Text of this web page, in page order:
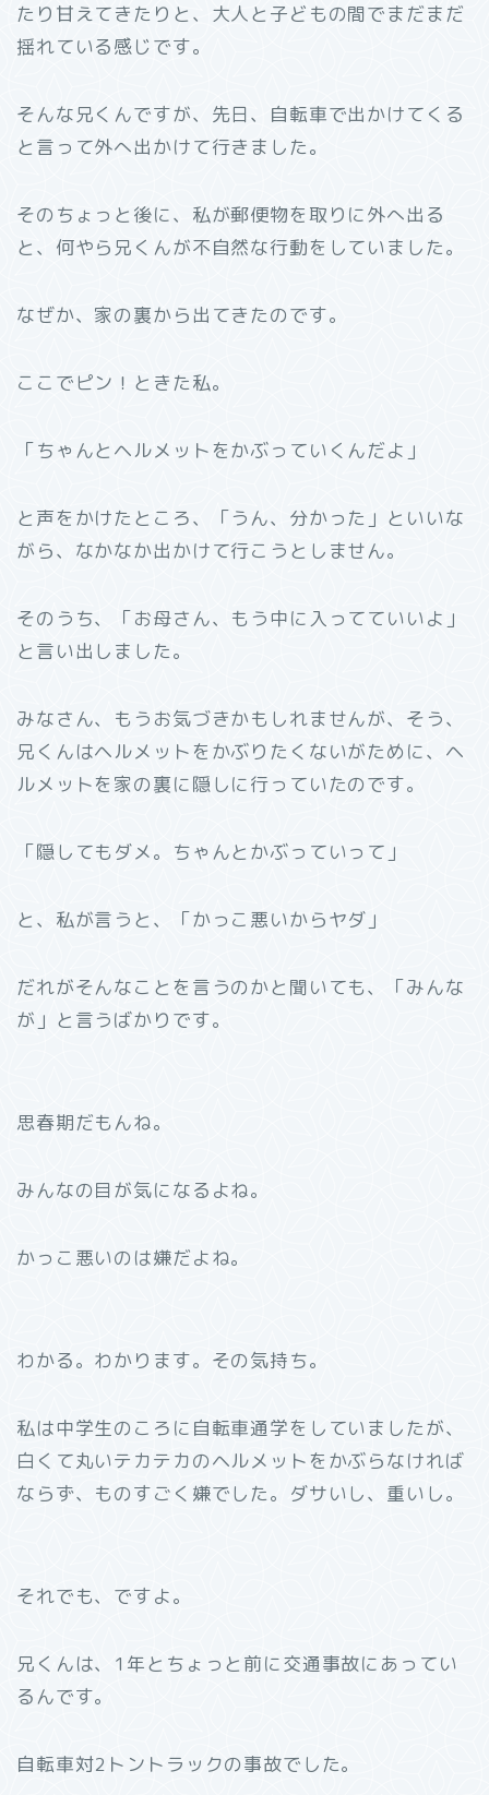
たり甘えてきたりと、大人と子どもの間でまだまだ
揺れている感じです。
そんな兄くんですが、先日、自転車で出かけてくる
と言って外へ出かけて行きました。
そのちょっと後に、私が郵便物を取りに外へ出る
と、何やら兄くんが不自然な行動をしていました。
なぜか、家の裏から出てきたのです。
ここでピン！ときた私。
「ちゃんとヘルメットをかぶっていくんだよ」
と声をかけたところ、「うん、分かった」といいな
がら、なかなか出かけて行こうとしません。
そのうち、「お母さん、もう中に入ってていいよ」
と言い出しました。
みなさん、もうお気づきかもしれませんが、そう、
兄くんはヘルメットをかぶりたくないがために、ヘ
ルメットを家の裏に隠しに行っていたのです。
「隠してもダメ。ちゃんとかぶっていって」
と、私が言うと、「かっこ悪いからヤダ」
だれがそんなことを言うのかと聞いても、「みんな
が」と言うばかりです。
思春期だもんね。
みんなの目が気になるよね。
かっこ悪いのは嫌だよね。
わかる。わかります。その気持ち。
私は中学生のころに自転車通学をしていましたが、
白くて丸いテカテカのヘルメットをかぶらなければ
ならず、ものすごく嫌でした。ダサいし、重いし。
それでも、ですよ。
兄くんは、1年とちょっと前に交通事故にあってい
るんです。
自転車対2トントラックの事故でした。